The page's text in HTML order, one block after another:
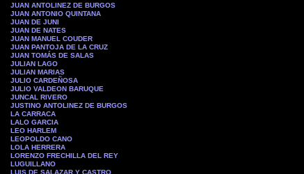
JUAN ANTOLINEZ DE BURGOS
JUAN ANTONIO QUINTANA
JUAN DE JUNI
JUAN DE NATES
JUAN MANUEL COUDER
JUAN PANTOJA DE LA CRUZ
JUAN TOMÁS DE SALAS
JULIAN LAGO
JULIAN MARIAS
JULIO CARDEÑOSA
JULIO VALDEON BARUQUE
JUNCAL RIVERO
JUSTINO ANTOLINEZ DE BURGOS
LA CARRACA
LALO GARCIA
LEO HARLEM
LEOPOLDO CANO
LOLA HERRERA
LORENZO FRECHILLA DEL REY
LUGUILLANO
LUIS DE SALAZAR Y CASTRO